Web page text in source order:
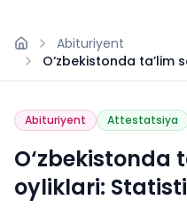
Abituriyent
O‘zbekistonda ta’lim
Abituriyent Attestatsiya
O‘zbekistonda
oyliklari: